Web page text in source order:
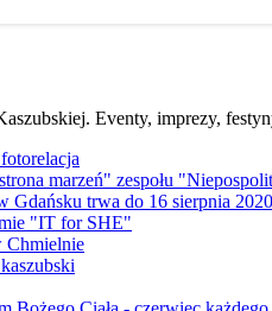
Eventy, imprezy,
marzeń" zespołu
Gdańsku trwa do 16 sierpnia
"IT for SHE"
Chmielnie